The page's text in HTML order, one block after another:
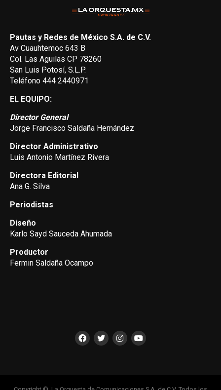
Pautas y Redes de México S.A. de C.V.
Av Cuauhtemoc 643 B
Col. Las Aguilas CP 78260
San Luis Potosí, S.L.P.
Teléfono 444 2440971
EL EQUIPO:
Director General
Jorge Francisco Saldaña Hernández
Director Administrativo
Luis Antonio Martínez Rivera
Directora Editorial
Ana G. Silva
Periodistas
Diseño
Karlo Sayd Sauceda Ahumada
Productor
Fermin Saldaña Ocampo